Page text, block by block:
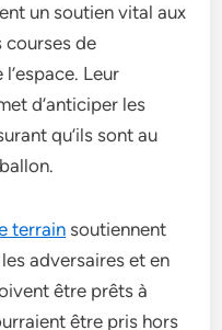
un soutien vital aux
de
Leur
d’anticiper les
qu’ils sont au
terrain soutiennent
adversaires et en
être prêts à
être pris hors